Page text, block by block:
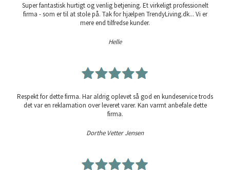
Super fantastisk hurtigt og venlig betjening. Et virkeligt professionelt
firma - som er til at stole på. Tak for hjælpen TrendyLiving.dk... Vi er
mere end tilfredse kunder.
Helle
Respekt for dette firma. Har aldrig oplevet så god en kundeservice trods
det var en reklamation over leveret varer. Kan varmt anbefale dette
firma.
Dorthe Vetter Jensen